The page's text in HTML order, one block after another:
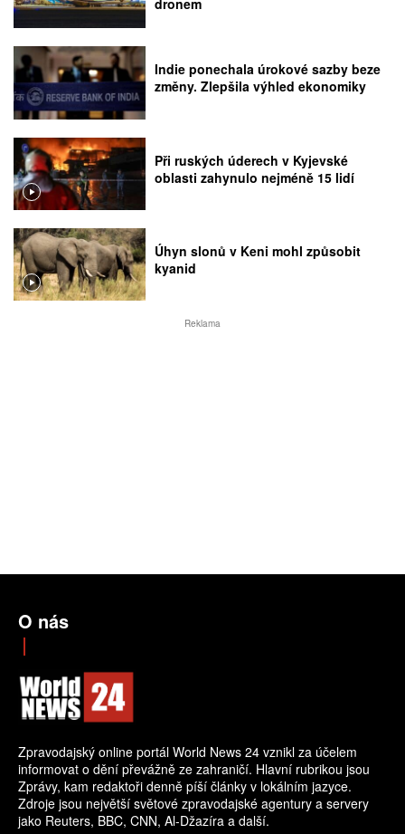
dronem
Indie ponechala úrokové sazby beze
změny. Zlepšila výhled ekonomiky
Při ruských úderech v Kyjevské
oblasti zahynulo nejméně 15 lidí
Úhyn slonů v Keni mohl způsobit
kyanid
Reklama
O nás
Zpravodajský online portál World News 24 vznikl za účelem
informovat o dění převážně ze zahraničí. Hlavní rubrikou jsou
Zprávy, kam redaktoři denně píší články v lokálním jazyce.
Zdroje jsou největší světové zpravodajské agentury a servery
jako Reuters, BBC, CNN, Al-Džazíra a další.